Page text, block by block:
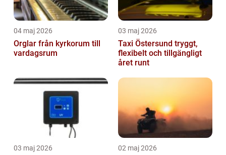
04 maj 2026
Orglar från kyrkorum till
vardagsrum
03 maj 2026
Taxi Östersund tryggt,
flexibelt och tillgängligt
året runt
03 maj 2026 02 maj 2026